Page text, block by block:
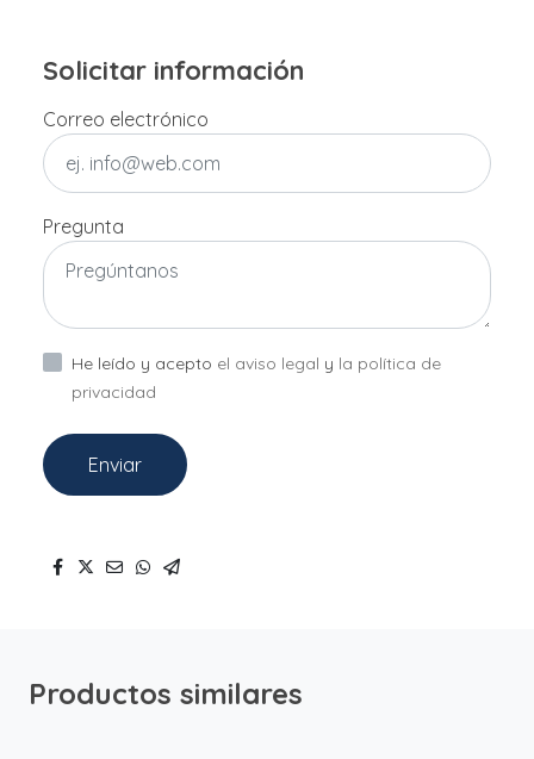
Solicitar información
Correo electrónico
Pregunta
He leído y acepto el aviso legal y la política de
privacidad
Enviar
Productos similares